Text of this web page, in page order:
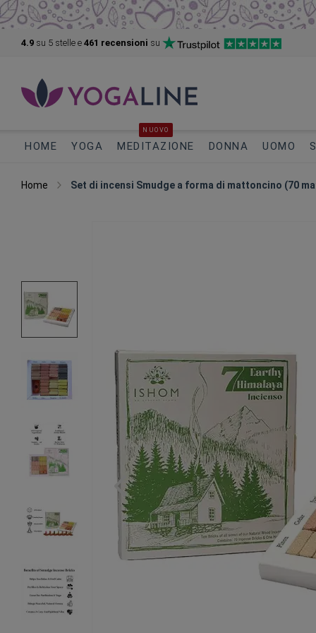
4.9 su 5 stelle e 461 recensioni su
HOME YOGA MEDITAZIONE
NUOVO
DONNA UOMO
Home Set di incensi Smudge a forma di mattoncino (70
galleria
di
immagini